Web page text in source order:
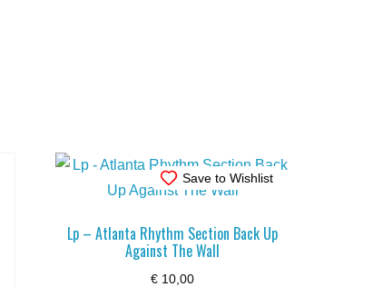
Save to Wishlist
Lp – Atlanta Rhythm Section Back Up
Against The Wall
€ 10,00